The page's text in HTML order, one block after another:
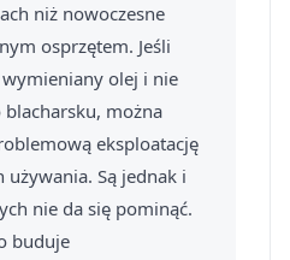
niż nowoczesne
osprzętem. Jeśli
olej i nie
blacharsku, można
eksploatację
Są jednak i
nie da się pominąć.
buduje